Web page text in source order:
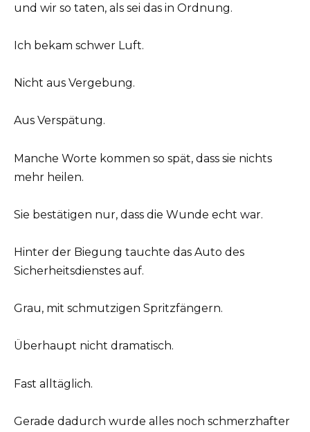
und wir so taten, als sei das in Ordnung.
Ich bekam schwer Luft.
Nicht aus Vergebung.
Aus Verspätung.
Manche Worte kommen so spät, dass sie nichts
mehr heilen.
Sie bestätigen nur, dass die Wunde echt war.
Hinter der Biegung tauchte das Auto des
Sicherheitsdienstes auf.
Grau, mit schmutzigen Spritzfängern.
Überhaupt nicht dramatisch.
Fast alltäglich.
Gerade dadurch wurde alles noch schmerzhafter